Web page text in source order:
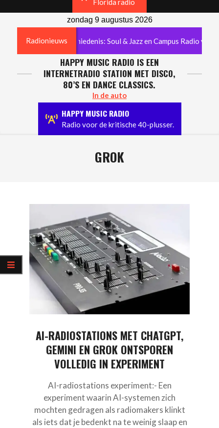
Florida radio
zondag 9 augustus 2026
Radionieuws
radiogeschiedenis: Soul & Jazz en Campus Radio
HAPPY MUSIC RADIO IS EEN
INTERNETRADIO STATION MET DISCO,
80’S EN DANCE CLASSICS.
In de auto
HAPPY MUSIC RADIO
Radio voor de kritische 40-plusser.
GROK
AI-RADIOSTATIONS MET CHATGPT,
GEMINI EN GROK ONTSPOREN
VOLLEDIG IN EXPERIMENT
AI-radiostations experiment:- Een
experiment waarin AI-systemen zich
mochten gedragen als radiomakers klinkt
als iets dat je bedenkt na te weinig slaap en